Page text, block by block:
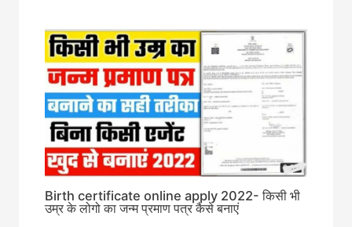
Birth certificate online apply 2022- किसी भी
उम्र के लोगो का जन्म प्रमाण पत्र कैसे बनाएं